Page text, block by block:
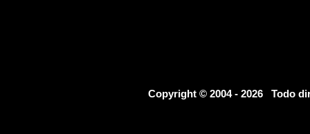
Copyright © 2004 - 2026 Todo